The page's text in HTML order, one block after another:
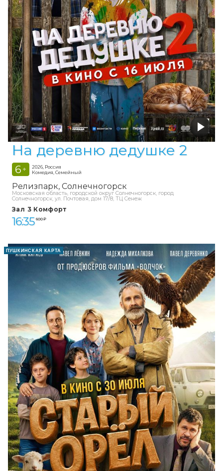
На деревню дедушке 2
6 +
2026, Россия
Комедия, Семейный
Релизпарк Солнечногорск
Московская область, городской округ Солнечногорск, город
Солнечногорск, ул. Почтовая, дом 17/8, ТЦ Сенеж
Зал 3 Комфорт
16:35 600 ₽
ПУШКИНСКАЯ КАРТА